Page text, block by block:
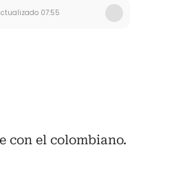
07:55
con el colombiano.